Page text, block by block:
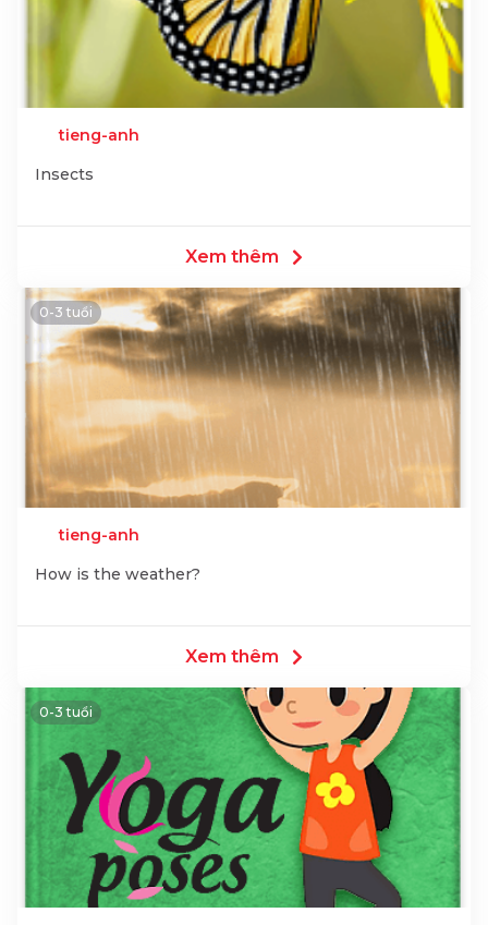
tieng-anh
Insects
Xem thêm
0-3 tuổi
tieng-anh
How is the weather?
Xem thêm
0-3 tuổi